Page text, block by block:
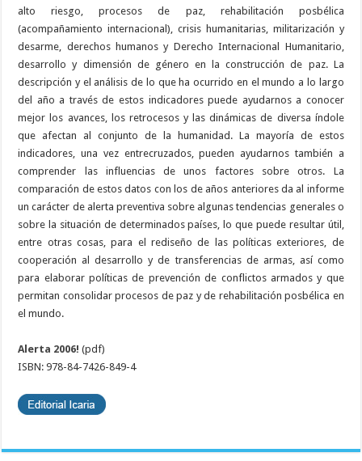
alto riesgo, procesos de paz, rehabilitación posbélica
(acompañamiento internacional), crisis humanitarias, militarización y
desarme, derechos humanos y Derecho Internacional Humanitario,
desarrollo y dimensión de género en la construcción de paz. La
descripción y el análisis de lo que ha ocurrido en el mundo a lo largo
del año a través de estos indicadores puede ayudarnos a conocer
mejor los avances, los retrocesos y las dinámicas de diversa índole
que afectan al conjunto de la humanidad. La mayoría de estos
indicadores, una vez entrecruzados, pueden ayudarnos también a
comprender las influencias de unos factores sobre otros. La
comparación de estos datos con los de años anteriores da al informe
un carácter de alerta preventiva sobre algunas tendencias generales o
sobre la situación de determinados países, lo que puede resultar útil,
entre otras cosas, para el rediseño de las políticas exteriores, de
cooperación al desarrollo y de transferencias de armas, así como
para elaborar políticas de prevención de conflictos armados y que
permitan consolidar procesos de paz y de rehabilitación posbélica en
el mundo.
Alerta 2006! (pdf)
ISBN: 978-84-7426-849-4